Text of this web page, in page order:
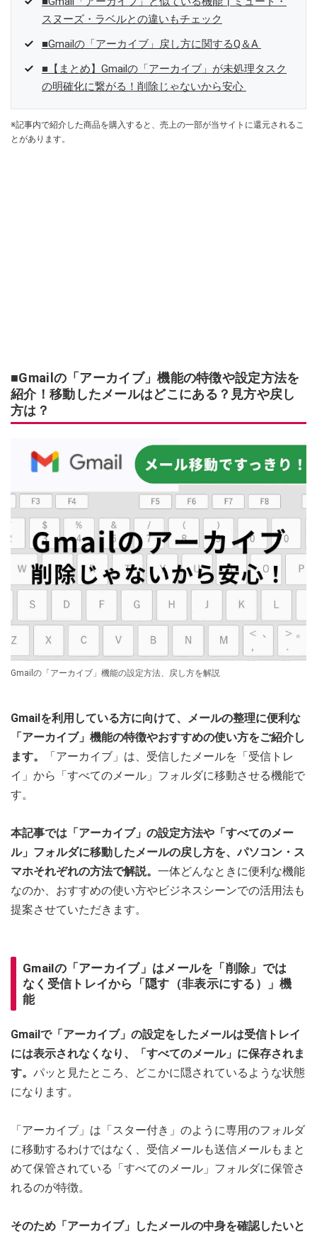
スヌーズ・ラベルとの違いもチェック
■Gmailの「アーカイブ」戻し方に関するQ＆A
■【まとめ】Gmailの「アーカイブ」が未処理タスク
の明確化に繋がる！削除じゃないから安心
※記事内で紹介した商品を購入すると、売上の一部が当サイトに還元されるこ
とがあります。
■Gmailの「アーカイブ」機能の特徴や設定方法を
紹介！移動したメールはどこにある？見方や戻し
方は？
Gmailの「アーカイブ」機能の設定方法、戻し方を解説
Gmailを利用している方に向けて、メールの整理に便利な
「アーカイブ」機能の特徴やおすすめの使い方をご紹介し
ます。
「アーカイブ」は、受信したメールを「受信トレ
イ」から「すべてのメール」フォルダに移動させる機能で
す。
本記事では「アーカイブ」の設定方法や「すべてのメー
ル」フォルダに移動したメールの戻し方を、パソコン・ス
マホそれぞれの方法で解説。 一体どんなときに便利な機能
なのか、おすすめの使い方やビジネスシーンでの活用法も
提案させていただきます。
Gmailの「アーカイブ」はメールを「削除」では
なく受信トレイから「隠す（非表示にする）」機
能
Gmailで「アーカイブ」の設定をしたメールは受信トレイ
には表示されなくなり、「すべてのメール」に保存されま
す。 パッと見たところ、どこかに隠されているような状態
になります。
「アーカイブ」は「スター付き」のように専用のフォルダ
に移動するわけではなく、受信メールも送信メールもまと
めて保管されている「すべてのメール」フォルダに保管さ
れるのが特徴。
そのため「アーカイブ」したメールの中身を確認したいと